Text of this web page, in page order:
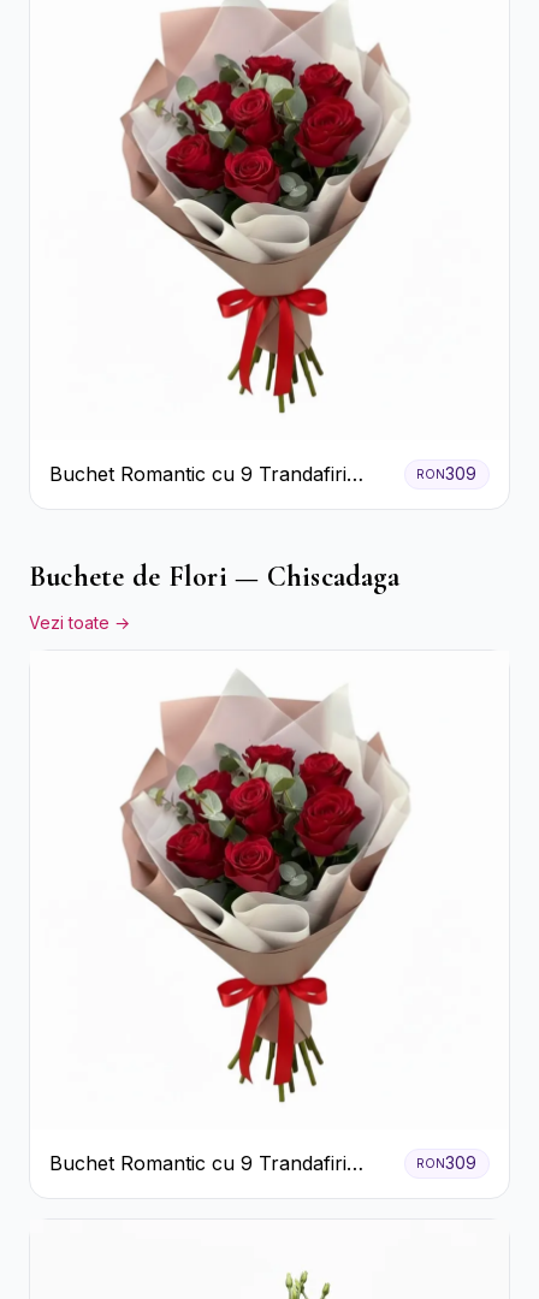
Buchet Romantic cu 9 Trandafiri
Roșii
RON309
Buchete de Flori — Chiscadaga
Vezi toate →
Buchet Romantic cu 9 Trandafiri
Roșii
RON309